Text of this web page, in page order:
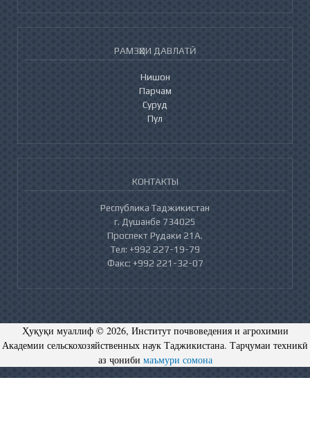
РАМЗҲОИ ДАВЛАТӢ
Нишон
Парчам
Суруд
Пул
КОНТАКТЫ
Республика Таджикистан
г. Душанбе 734025
Проспект Рудаки 21А.
Тел: +992 227-19-79
Факс: +992 221-32-07
Ҳуқуқи муаллиф © 2026, Институт почвоведения и агрохимии
Академии сельскохозяйственных наук Таджикистана. Тарҷумаи техникӣ
аз ҷониби маъмури сомона